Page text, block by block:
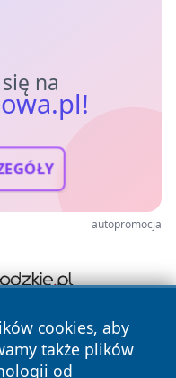
na
autopromocja
cookies, aby
także plików
od